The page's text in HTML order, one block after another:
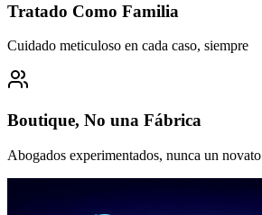
Tratado Como Familia
Cuidado meticuloso en cada caso, siempre
Boutique, No una Fábrica
Abogados experimentados, nunca un novato